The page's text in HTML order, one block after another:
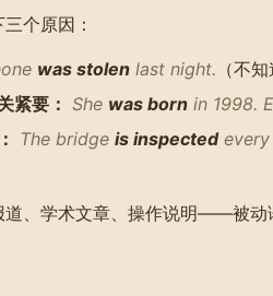
个原因：
was stolen last night. （不
紧要： She was born in 1998.
The bridge is inspectedevery
、学术文章、操作说明——被动